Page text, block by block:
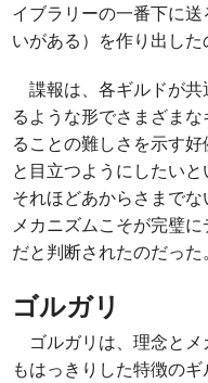
イブラリーの一番下に
いがある）を作り出した
諜報は、各ギルドが共
るような形でさまざま
ることの難しさを示す
と目立つようにしたいと
それほどあからさまで
メカニズムこそが完璧
だと判断されたのだった。
ゴルガリ
ゴルガリは、理念とメ
もはっきりした特徴の